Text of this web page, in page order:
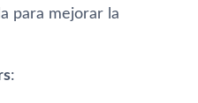
para mejorar la
: